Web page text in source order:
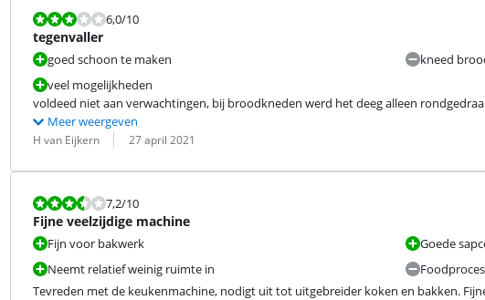
Beoordeling is 6,0 van de 10.
6,0/10
tegenvaller
goed schoon te maken
veel mogelijkheden
kneed
voldeed niet aan verwachtingen, bij broodkneden werd het deeg alleen
Meer weergeven
Beoordeling door:
H van Eijkern
Datum: 27 april 2021
Beoordeling is 7,2 van de 10.
7,2/10
Fijne veelzijdige machine
Fijn voor bakwerk
Neemt relatief weinig ruimte in
Goede
Tevreden met de keukenmachine, nodigt uit tot uitgebreider koken en bakken.